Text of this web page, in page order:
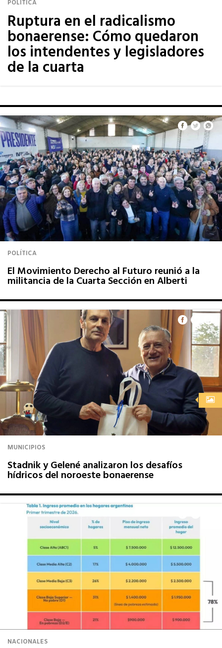
POLÍTICA
Ruptura en el radicalismo
bonaerense: Cómo quedaron
los intendentes y legisladores
de la cuarta
POLÍTICA
El Movimiento Derecho al Futuro reunió a la
militancia de la Cuarta Sección en Alberti
MUNICIPIOS
Stadnik y Gelené analizaron los desafíos
hídricos del noroeste bonaerense
NACIONALES